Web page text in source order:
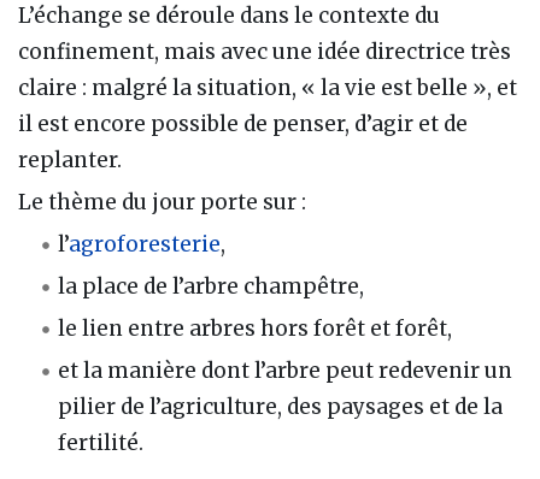
L’échange se déroule dans le contexte du
confinement, mais avec une idée directrice très
claire : malgré la situation, « la vie est belle », et
il est encore possible de penser, d’agir et de
replanter.
Le thème du jour porte sur :
l’agroforesterie,
la place de l’arbre champêtre,
le lien entre arbres hors forêt et forêt,
et la manière dont l’arbre peut redevenir un
pilier de l’agriculture, des paysages et de la
fertilité.